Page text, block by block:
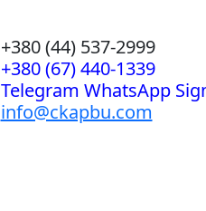
+380 (44) 537-2999
+380 (67) 440-1339
Telegram WhatsApp
info@ckapbu.com